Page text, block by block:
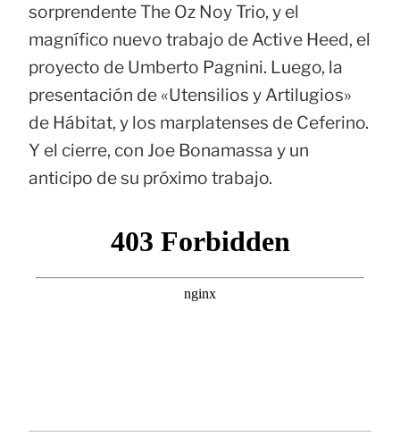
sorprendente The Oz Noy Trio, y el
magnífico nuevo trabajo de Active Heed, el
proyecto de Umberto Pagnini. Luego, la
presentación de «Utensilios y Artilugios»
de Hábitat, y los marplatenses de Ceferino.
Y el cierre, con Joe Bonamassa y un
anticipo de su próximo trabajo.